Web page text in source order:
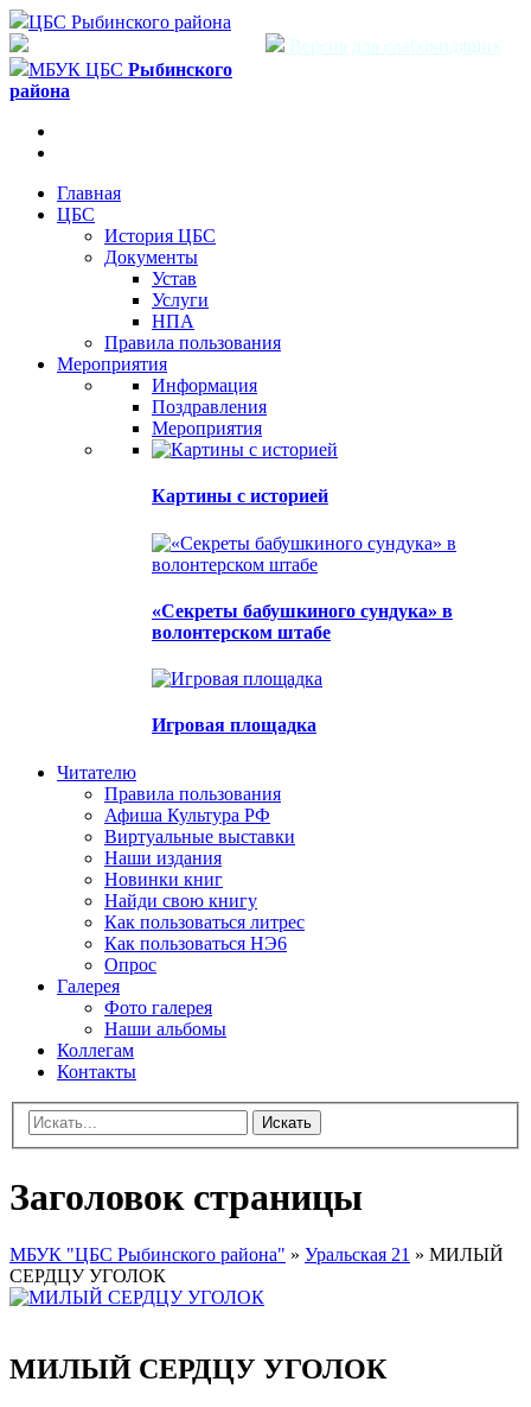
ЦБС Рыбинского района
Версия для слабовидящих
МБУК ЦБС Рыбинского
района
Главная
ЦБС
История ЦБС
Документы
Устав
Услуги
НПА
Правила пользования
Мероприятия
Информация
Поздравления
Мероприятия
Картины с историей
«Секреты бабушкиного сундука» в
волонтерском штабе
Игровая площадка
Читателю
Правила пользования
Афиша Культура РФ
Виртуальные выставки
Наши издания
Новинки книг
Найди свою книгу
Как пользоваться литрес
Как пользоваться НЭ6
Опрос
Галерея
Фото галерея
Наши альбомы
Коллегам
Контакты
Искать
Заголовок страницы
МБУК "ЦБС Рыбинского района" » Уральская 21 » МИЛЫЙ
СЕРДЦУ УГОЛОК
МИЛЫЙ СЕРДЦУ УГОЛОК